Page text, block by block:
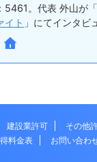
5461。代表 外山が「
イト 」にてインタビ
建設業許可 その他
料金表
お問い合わ